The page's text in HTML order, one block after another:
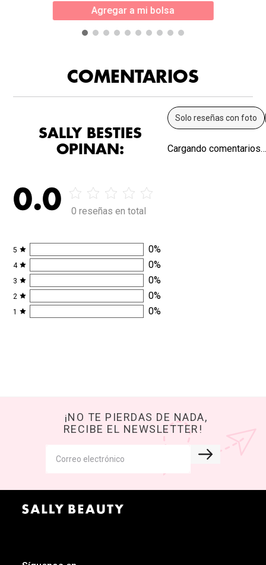
Agregar a mi bolsa
COMENTARIOS
SALLY BESTIES
OPINAN:
0.0 0 reseñas en total
5 0%
4 0%
3 0%
2 0%
1 0%
Solo reseñas con foto
Cargando
¡NO TE PIERDAS DE NADA,
RECIBE EL NEWSLETTER!